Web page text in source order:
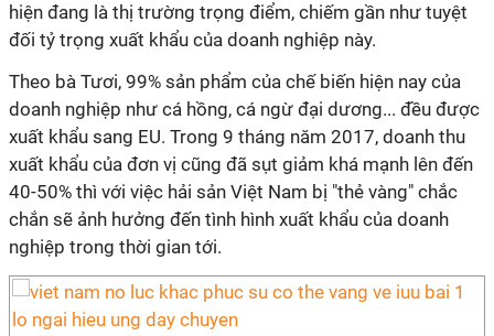
hiện đang là thị trường trọng điểm, chiếm gần như tuyệt
đối tỷ trọng xuất khẩu của doanh nghiệp này.
Theo bà Tươi, 99% sản phẩm của chế biến hiện nay của
doanh nghiệp như cá hồng, cá ngừ đại dương... đều được
xuất khẩu sang EU. Trong 9 tháng năm 2017, doanh thu
xuất khẩu của đơn vị cũng đã sụt giảm khá mạnh lên đến
40-50% thì với việc hải sản Việt Nam bị "thẻ vàng" chắc
chắn sẽ ảnh hưởng đến tình hình xuất khẩu của doanh
nghiệp trong thời gian tới.